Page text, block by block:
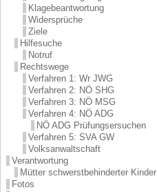
Klagebeantwortung
Widersprüche
Ziele
Hilfesuche
Notruf
Rechtswege
Verfahren 1: Wr JWG
Verfahren 2: NÖ SHG
Verfahren 3: NÖ MSG
Verfahren 4: NÖ ADG
NÖ ADG Prüfungsersuchen
Verfahren 5: SVA GW
Volksanwaltschaft
Verantwortung
Mütter schwerstbehinderter Kinder
Fotos